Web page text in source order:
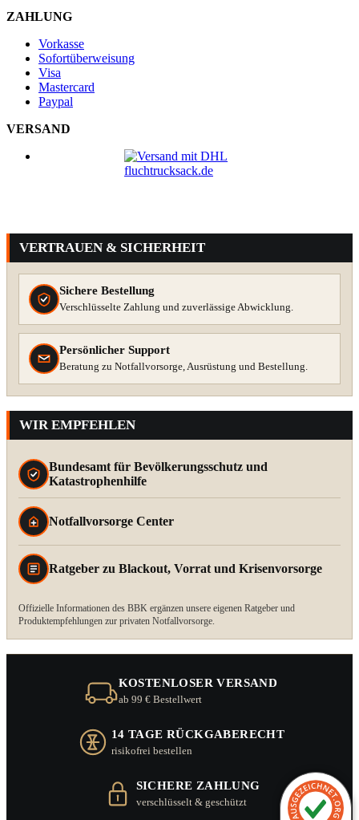
ZAHLUNG
Vorkasse
Sofortüberweisung
Visa
Mastercard
Paypal
VERSAND
VERTRAUEN & SICHERHEIT
Sichere Bestellung
Verschlüsselte Zahlung und zuverlässige Abwicklung.
Persönlicher Support
Beratung zu Notfallvorsorge, Ausrüstung und Bestellung.
WIR EMPFEHLEN
Bundesamt für Bevölkerungsschutz und
Katastrophenhilfe
Notfallvorsorge Center
Ratgeber zu Blackout, Vorrat und Krisenvorsorge
Offizielle Informationen des BBK ergänzen unsere eigenen Ratgeber und
Produktempfehlungen zur privaten Notfallvorsorge.
KOSTENLOSER VERSAND
ab 99 € Bestellwert
14 TAGE RÜCKGABERECHT
risikofrei bestellen
SICHERE ZAHLUNG
verschlüsselt & geschützt